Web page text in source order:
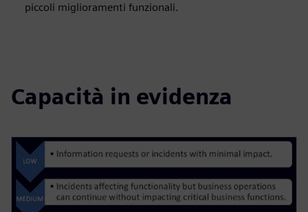
piccoli miglioramenti funzionali.
Capacità in evidenza